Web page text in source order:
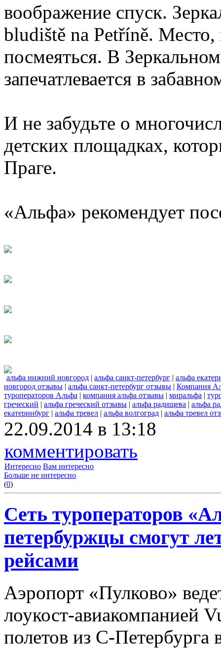
воображение спуск.
bludiště na Petříně. Место,
посмеяться. В
запечатлевается в
И не забудьте о
детских площадках,
Праге.
«Альфа» рекомендует
альфа нижний новгород | альфа санкт-петербург | альфа
новгород отзывы | альфа санкт-петербург отзывы | Компания
туроператоров Альфа | компания альфа отзывы | миральфа |
греческий | альфа греческий отзывы | альфа радищева | альфа
екатеринбург | альфа тревел | альфа волгоград | альфа тревел
22.09.2014 в 13:18
комментировать
Интересно Вам интересно
Больше не интересно
(0)
Сеть туроператоров
петербуржцы смогут
рейсами
Аэропорт «Пулково»
лоукост-авиакомпанией
полетов из С-Петербурга